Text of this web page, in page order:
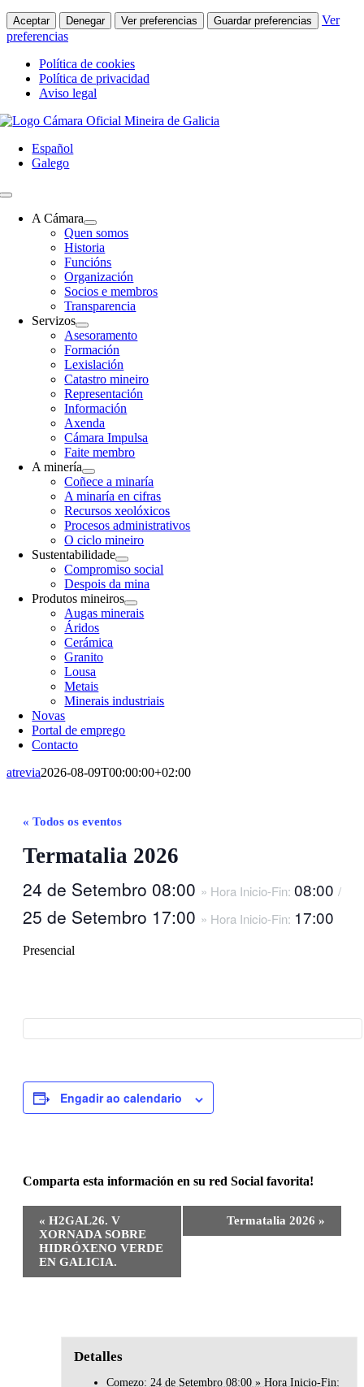
Aceptar Denegar Ver preferencias Guardar preferencias
Ver
preferencias
Política de cookies
Política de privacidad
Aviso legal
Skip
contentEspañol
Galego
Toggle
NavigationA Cámara
Quen somos
Historia
Funcións
Organización
Socios e membros
Transparencia
Servizos
Asesoramento
Formación
Lexislación
Catastro mineiro
Representación
Información
Axenda
Cámara Impulsa
Faite membro
A minería
Coñece a minaría
A minaría en cifras
Recursos xeolóxicos
Procesos administrativos
O ciclo mineiro
Sustentabilidade
Compromiso social
Despois da mina
Produtos mineiros
Augas minerais
Áridos
Cerámica
Granito
Lousa
Metais
Minerais industriais
Novas
Portal de emprego
Contacto
atrevia2026-08-09T00:00:00+02:00
« Todos os eventos
Termatalia 2026
24 de Setembro 08:00 » Hora Inicio-Fin: 08:00 /
25 de Setembro 17:00 » Hora Inicio-Fin: 17:00
Presencial
Engadir ao calendario
Comparta esta información en su red Social favorita!
Navegación
Evento
« H2GAL26. V
XORNADA SOBRE
HIDRÓXENO VERDE
EN GALICIA.
Termatalia 2026 »
Detalles
Comezo: 24 de Setembro 08:00 » Hora Inicio-Fin: